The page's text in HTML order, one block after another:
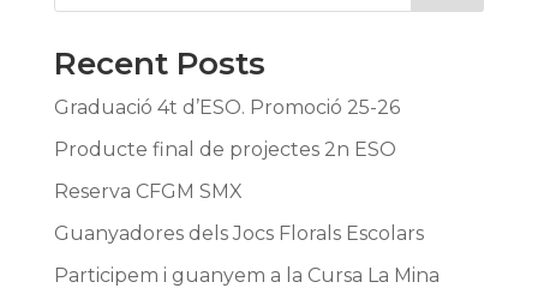
Recent Posts
Graduació 4t d’ESO. Promoció 25-26
Producte final de projectes 2n ESO
Reserva CFGM SMX
Guanyadores dels Jocs Florals Escolars
Participem i guanyem a la Cursa La Mina